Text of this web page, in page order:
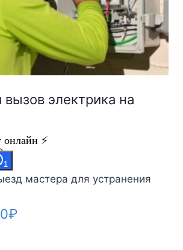
электрика на
мастера для устранения
₽